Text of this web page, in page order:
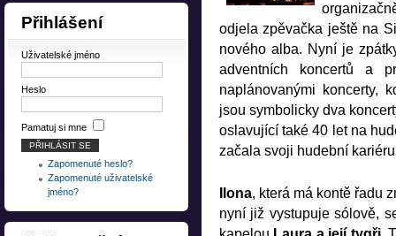
odjela zpěvačka ještě na
nového alba. Nyní je
adventních koncertů a
naplánovanými koncerty,
jsou symbolicky dva
oslavující také 40 let na
začala svoji hudební
Ilona, která má kontě řadu
nyní již vystupuje sólově,
Přihlášení
Uživatelské jméno
Heslo
Pamatuj si mne
Zapomenuté heslo?
Zapomenuté uživatelské
jméno?